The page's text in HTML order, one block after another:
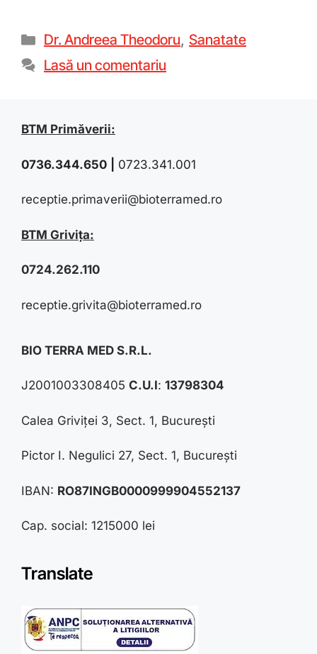
Dr. Andreea Theodoru, Sanatate
Lasă un comentariu
BTM Primăverii:
0736.344.650 0723.341.001
receptie.primaverii@bioterramed.ro
BTM Grivița:
0724.262.110
receptie.grivita@bioterramed.ro
BIO TERRA MED S.R.L.
J2001003308405 C.U.I: 13798304
Calea Griviței 3, Sect. 1, București
Pictor I. Negulici 27, Sect. 1, București
IBAN: RO87INGB0000999904552137
Cap. social: 1215000 lei
Translate